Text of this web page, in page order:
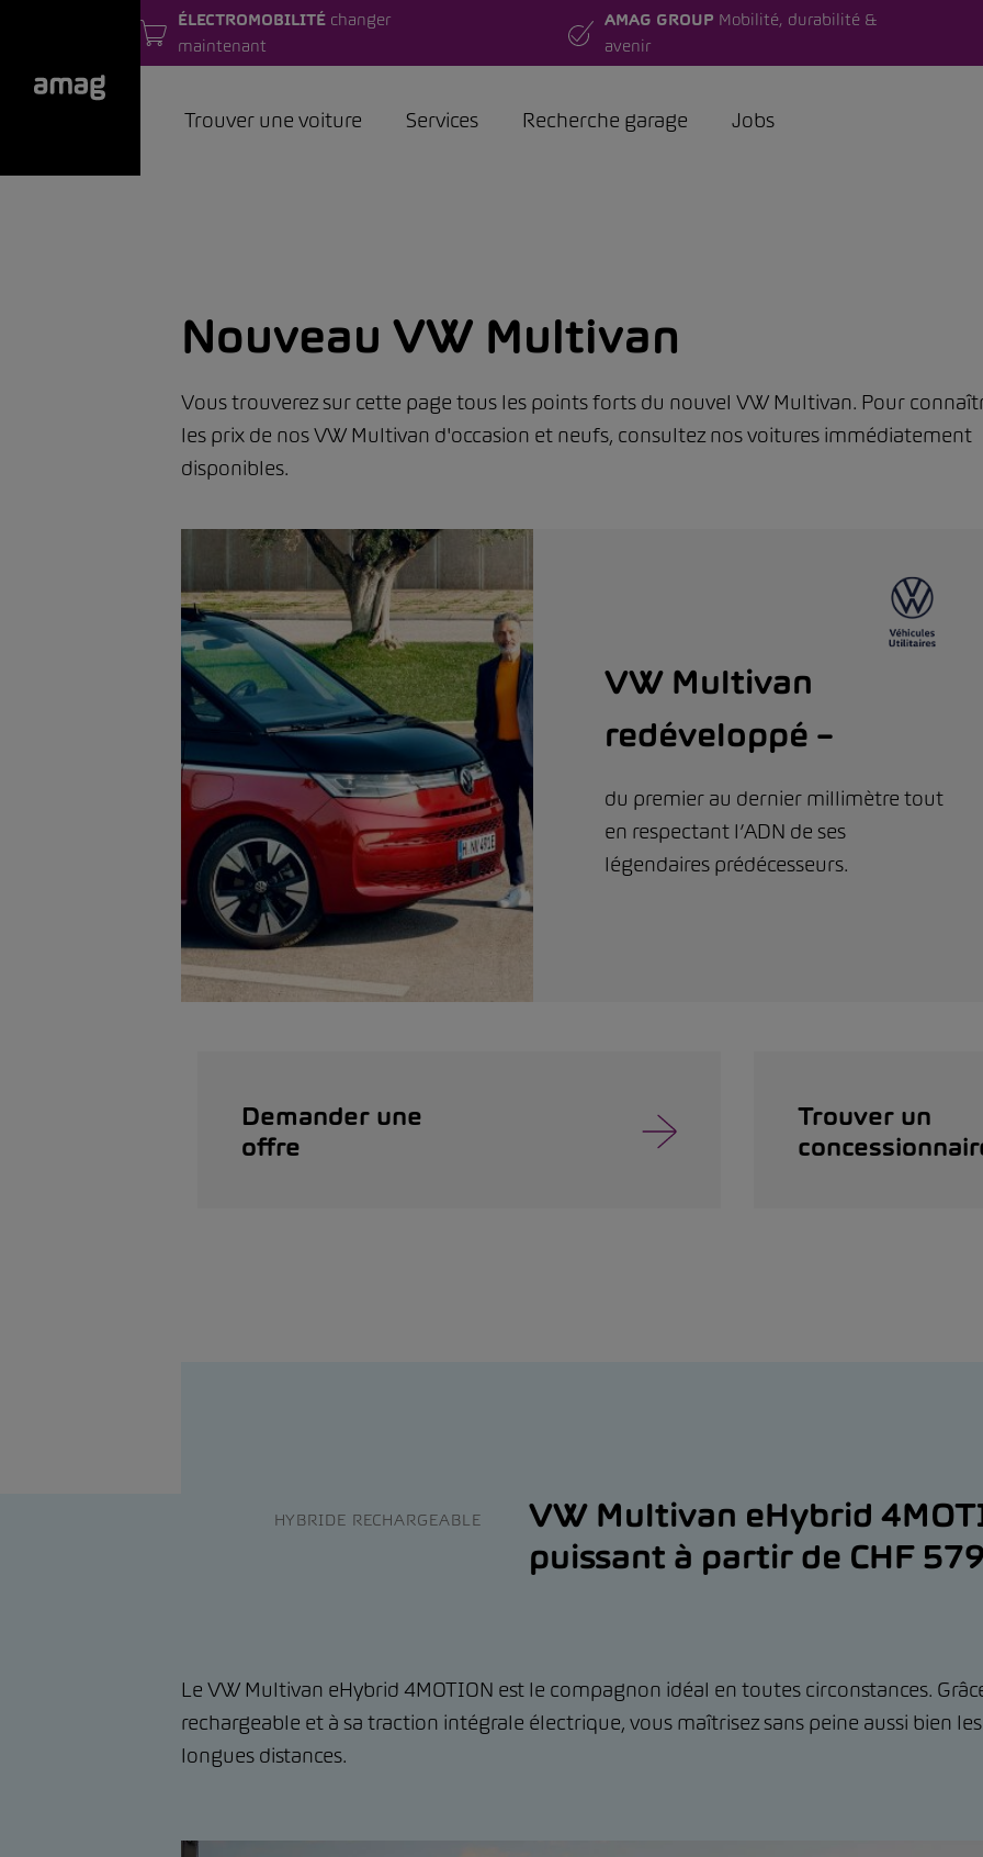
ÉLECTROMOBILITÉ changer
maintenant
AMAG GROUP Mobilité, durabilité &
avenir
Trouver une voiture Services Recherche garage Jobs
Nouveau VW Multivan
Vous trouverez sur cette page tous les points forts du nouvel VW Multivan. Pour
les prix de nos VW Multivan d'occasion et neufs, consultez nos voitures immédiatement
disponibles.
VW Multivan
redéveloppé –
du premier au dernier millimètre tout
en respectant l’ADN de ses
légendaires prédécesseurs.
Demander une
offre
Trouver un
HYBRIDE RECHARGEABLE
VW Multivan eHybrid
puissant à partir de CHF
Le VW Multivan eHybrid 4MOTION est le compagnon idéal en toutes circonstances.
rechargeable et à sa traction intégrale électrique, vous maîtrisez sans peine aussi bien
longues distances.